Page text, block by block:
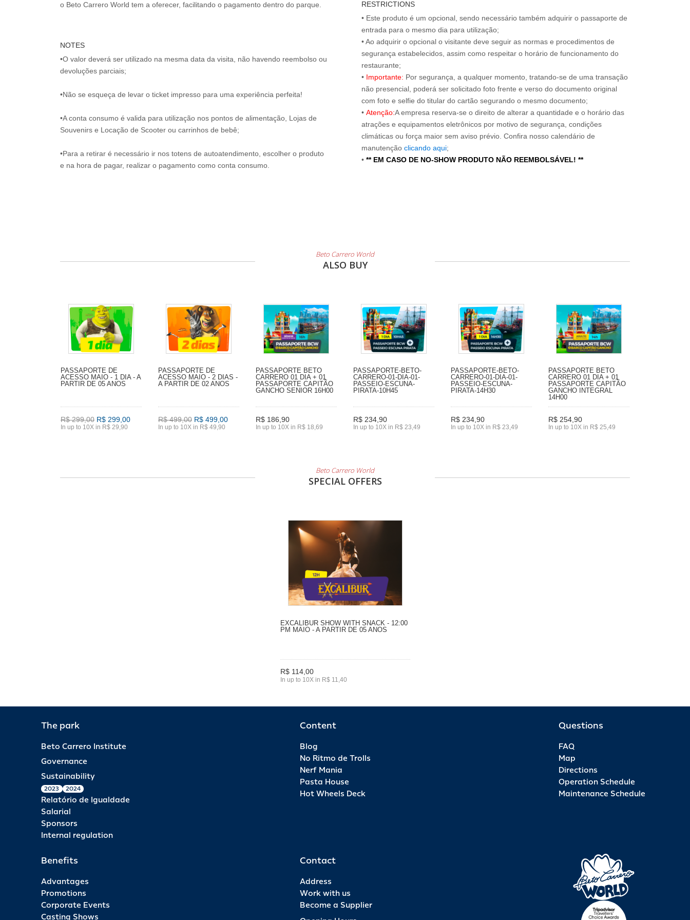
NOTES
•O valor deverá ser utilizado na mesma data da visita, não havendo reembolso ou
devoluções parciais;
•Não se esqueça de levar o ticket impresso para uma experiência perfeita!
•A conta consumo é valida para utilização nos pontos de alimentação, Lojas de
Souvenirs e Locação de Scooter ou carrinhos de bebê;
•Para a retirar é necessário ir nos totens de autoatendimento, escolher o produto
e na hora de pagar, realizar o pagamento como conta consumo.
RESTRICTIONS
• Este produto é um opcional, sendo necessário também adquirir o passaporte de
entrada para o mesmo dia para utilização;
• Ao adquirir o opcional o visitante deve seguir as normas e procedimentos de
segurança estabelecidos, assim como respeitar o horário de funcionamento do
restaurante;
• Importante: Por segurança, a qualquer momento, tratando-se de uma transação
não presencial, poderá ser solicitado foto frente e verso do documento original
com foto e selfie do titular do cartão segurando o mesmo documento;
• Atenção:A empresa reserva-se o direito de alterar a quantidade e o horário das
atrações e equipamentos eletrônicos por motivo de segurança, condições
climáticas ou força maior sem aviso prévio. Confira nosso calendário de
manutenção clicando aqui;
• ** EM CASO DE NO-SHOW PRODUTO NÃO REEMBOLSÁVEL! **
Beto Carrero World
ALSO BUY
PASSAPORTE DE
ACESSO MAIO - 1 DIA - A
PARTIR DE 05 ANOS
R$ 299,00 R$ 299,00
In up to 10X in R$ 29,90
PASSAPORTE DE
ACESSO MAIO - 2 DIAS -
A PARTIR DE 02 ANOS
R$ 499,00 R$ 499,00
In up to 10X in R$ 49,90
PASSAPORTE BETO
CARRERO 01 DIA + 01
PASSAPORTE CAPITÃO
GANCHO SENIOR 16H00
R$ 186,90
In up to 10X in R$ 18,69
PASSAPORTE-BETO-
CARRERO-01-DIA-01-
PASSEIO-ESCUNA-
PIRATA-10H45
R$ 234,90
In up to 10X in R$ 23,49
PASSAPORTE-BETO-
CARRERO-01-DIA-01-
PASSEIO-ESCUNA-
PIRATA-14H30
R$ 234,90
In up to 10X in R$ 23,49
PASSAPORTE BETO
CARRERO 01 DIA + 01
PASSAPORTE CAPITÃO
GANCHO INTEGRAL
14H00
R$ 254,90
In up to 10X in R$ 25,49
Beto Carrero World
SPECIAL OFFERS
EXCALIBUR SHOW WITH SNACK - 12:00
PM MAIO - A PARTIR DE 05 ANOS
R$ 114,00
In up to 10X in R$ 11,40
The park
Beto Carrero Institute
Governance
Sustainability
2023 2024
Relatório de Igualdade
Salarial
Sponsors
Internal regulation
Content
Blog
No Ritmo de Trolls
Nerf Mania
Pasta House
Hot Wheels Deck
Questions
FAQ
Map
Directions
Operation Schedule
Maintenance Schedule
Benefits
Advantages
Promotions
Corporate Events
Casting Shows
Contact
Address
Work with us
Become a Supplier